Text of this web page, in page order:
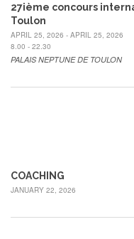
27ième concours
Toulon
APRIL 25, 2026 - APRIL 25, 2026
8.00 - 22.30
PALAIS NEPTUNE DE TOULON
COACHING
JANUARY 22, 2026